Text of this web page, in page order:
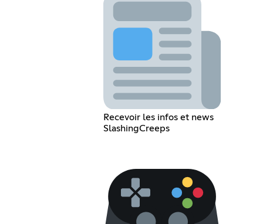
Recevoir les infos et news
SlashingCreeps